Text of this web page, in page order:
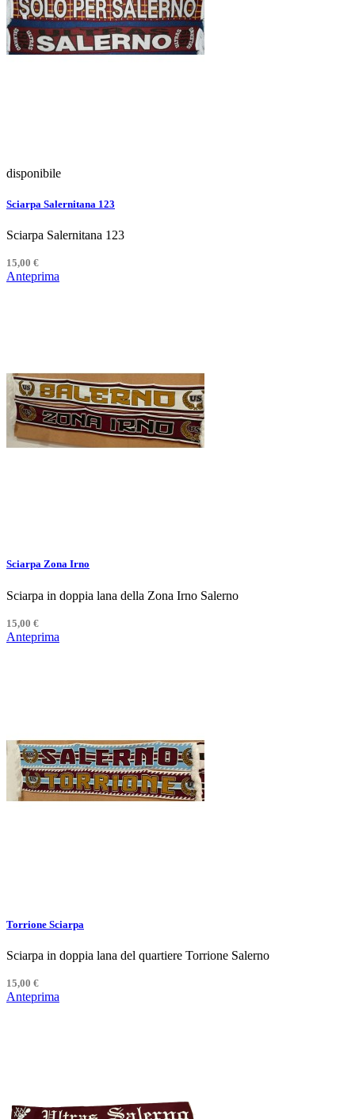
disponibile
Sciarpa Salernitana 123
Sciarpa Salernitana 123
15,00 €
Anteprima
Sciarpa Zona Irno
Sciarpa in doppia lana della Zona Irno Salerno
15,00 €
Anteprima
Torrione Sciarpa
Sciarpa in doppia lana del quartiere Torrione Salerno
15,00 €
Anteprima